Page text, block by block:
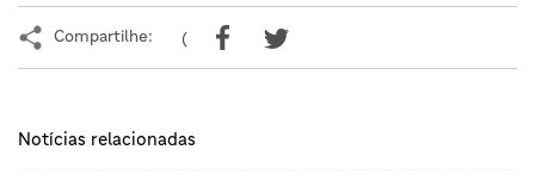
Compartilhe: (
Notícias relacionadas